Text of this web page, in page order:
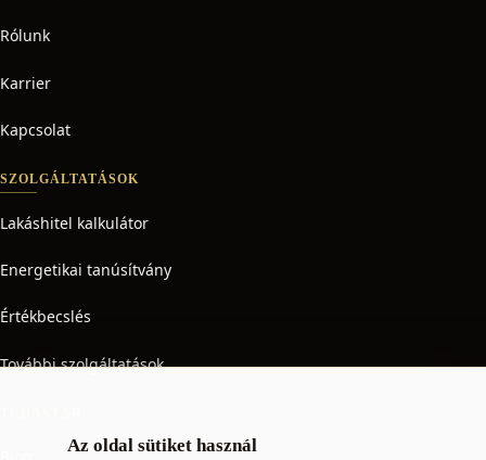
Az oldal sütiket használ
Rólunk
Karrier
Kapcsolat
SZOLGÁLTATÁSOK
Lakáshitel kalkulátor
Energetikai tanúsítvány
Értékbecslés
További szolgáltatások